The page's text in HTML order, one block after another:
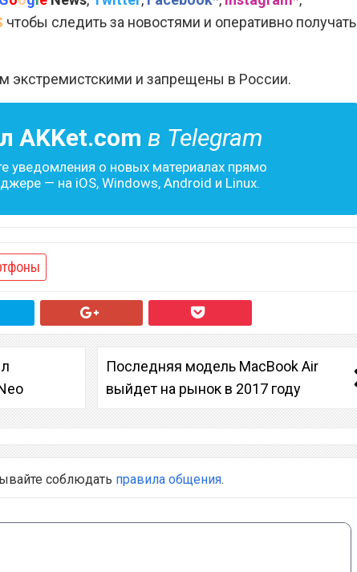
чтобы следить за новостями и оперативно получать
экстремистскими и запрещены в России.
AKKet.com в Telegram
уведомления о новых материалах прямо
— на iOS, Windows, Android и Linux.
Последняя модель MacBook Air
выйдет на рынок в 2017 году
соблюдать правила общения.